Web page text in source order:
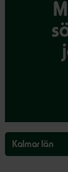
Hoppa
över
menyn
Kalmar län